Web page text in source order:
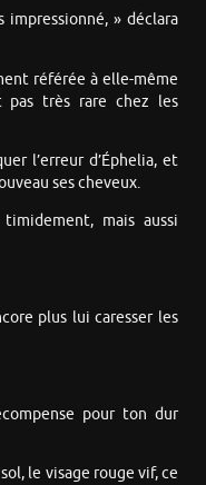
» déclara
référée à elle-même
pas très rare chez les
l’erreur d’Éphelia, et
ses cheveux.
mais aussi
plus lui caresser les
pour ton dur
le visage rouge vif, ce